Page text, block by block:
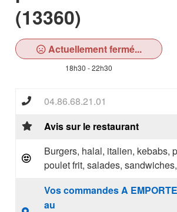
(13360)
Actuellement fermé...
18h30 - 22h30
04.86.68.21.01
Avis sur le restaurant
Burgers, halal, italien, kebabs,
poulet frit, salades,
Vos commandes A
au